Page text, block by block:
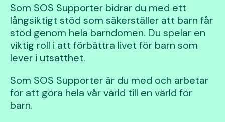
Som SOS Supporter bidrar du med ett
långsiktigt stöd som säkerställer att barn får
stöd genom hela barndomen. Du spelar en
viktig roll i att förbättra livet för barn som
lever i utsatthet. ​
​Som SOS Supporter är du med och arbetar
för att göra hela vår värld till en värld för
barn. ​